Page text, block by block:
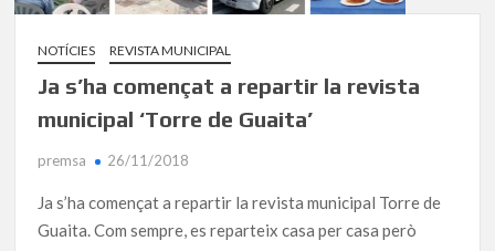
NOTÍCIES REVISTA MUNICIPAL
Ja s’ha començat a repartir la revista
municipal ‘Torre de Guaita’
premsa 26/11/2018
Ja s’ha començat a repartir la revista municipal Torre de
Guaita. Com sempre, es reparteix casa per casa però